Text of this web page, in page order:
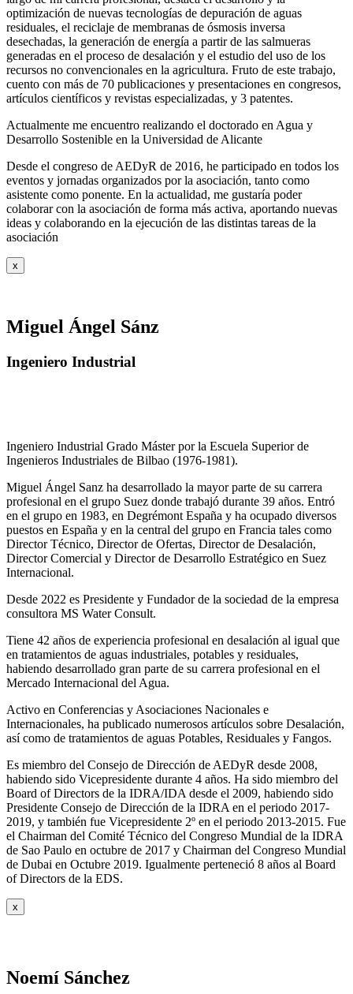
optimización de nuevas tecnologías de depuración de aguas
residuales, el reciclaje de membranas de ósmosis inversa
desechadas, la generación de energía a partir de las salmueras
generadas en el proceso de desalación y el estudio del uso de los
recursos no convencionales en la agricultura. Fruto de este trabajo,
cuento con más de 70 publicaciones y presentaciones en congresos,
artículos científicos y revistas especializadas, y 3 patentes.
Actualmente me encuentro realizando el doctorado en Agua y
Desarrollo Sostenible en la Universidad de Alicante
Desde el congreso de AEDyR de 2016, he participado en todos los
eventos y jornadas organizados por la asociación, tanto como
asistente como ponente. En la actualidad, me gustaría poder
colaborar con la asociación de forma más activa, aportando nuevas
ideas y colaborando en la ejecución de las distintas tareas de la
asociación
x
Miguel Ángel Sánz
Ingeniero Industrial
Ingeniero Industrial Grado Máster por la Escuela Superior de
Ingenieros Industriales de Bilbao (1976-1981).
Miguel Ángel Sanz ha desarrollado la mayor parte de su carrera
profesional en el grupo Suez donde trabajó durante 39 años. Entró
en el grupo en 1983, en Degrémont España y ha ocupado diversos
puestos en España y en la central del grupo en Francia tales como
Director Técnico, Director de Ofertas, Director de Desalación,
Director Comercial y Director de Desarrollo Estratégico en Suez
Internacional.
Desde 2022 es Presidente y Fundador de la sociedad de la empresa
consultora MS Water Consult.
Tiene 42 años de experiencia profesional en desalación al igual que
en tratamientos de aguas industriales, potables y residuales,
habiendo desarrollado gran parte de su carrera profesional en el
Mercado Internacional del Agua.
Activo en Conferencias y Asociaciones Nacionales e
Internacionales, ha publicado numerosos artículos sobre Desalación,
así como de tratamientos de aguas Potables, Residuales y Fangos.
Es miembro del Consejo de Dirección de AEDyR desde 2008,
habiendo sido Vicepresidente durante 4 años. Ha sido miembro del
Board of Directors de la IDRA/IDA desde el 2009, habiendo sido
Presidente Consejo de Dirección de la IDRA en el periodo 2017-
2019, y también fue Vicepresidente 2º en el periodo 2013-2015. Fue
el Chairman del Comité Técnico del Congreso Mundial de la IDRA
de Sao Paulo en octubre de 2017 y Chairman del Congreso Mundial
de Dubai en Octubre 2019. Igualmente perteneció 8 años al Board
of Directors de la EDS.
x
Noemí Sánchez